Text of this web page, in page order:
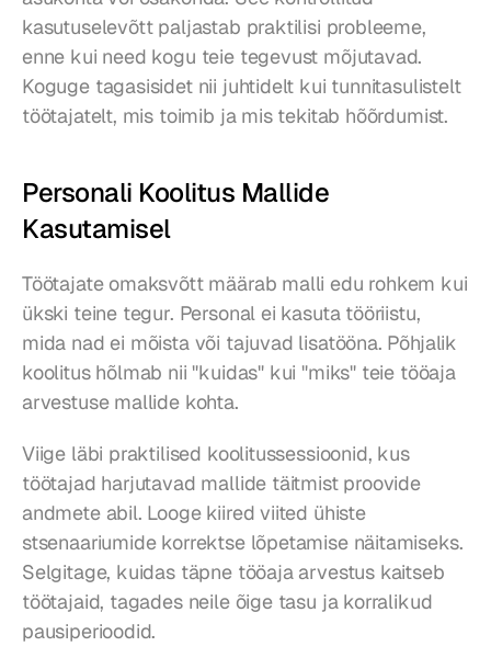
kasutuselevõtt paljastab praktilisi probleeme,
enne kui need kogu teie tegevust mõjutavad.
Koguge tagasisidet nii juhtidelt kui tunnitasulistelt
töötajatelt, mis toimib ja mis tekitab hõõrdumist.
Personali Koolitus Mallide
Kasutamisel
Töötajate omaksvõtt määrab malli edu rohkem kui
ükski teine tegur. Personal ei kasuta tööriistu,
mida nad ei mõista või tajuvad lisatööna. Põhjalik
koolitus hõlmab nii "kuidas" kui "miks" teie tööaja
arvestuse mallide kohta.
Viige läbi praktilised koolitussessioonid, kus
töötajad harjutavad mallide täitmist proovide
andmete abil. Looge kiired viited ühiste
stsenaariumide korrektse lõpetamise näitamiseks.
Selgitage, kuidas täpne tööaja arvestus kaitseb
töötajaid, tagades neile õige tasu ja korralikud
pausiperioodid.